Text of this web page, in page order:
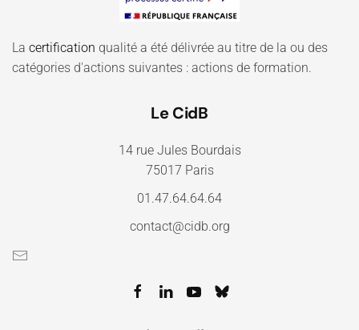
La certification qualité a été délivrée au titre de la ou des
catégories d'actions suivantes : actions de formation.
Le CidB
14 rue Jules Bourdais
75017 Paris
01.47.64.64.64
contact@cidb.org